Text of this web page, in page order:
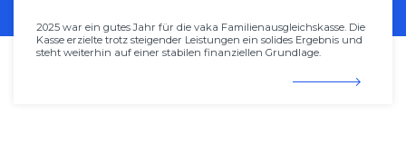
2025 war ein gutes Jahr für die vaka Familienausgleichskasse. Die
Kasse erzielte trotz steigender Leistungen ein solides Ergebnis und
steht weiterhin auf einer stabilen finanziellen Grundlage.